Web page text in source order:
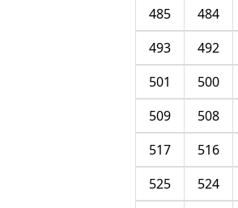
484
485
492
493
500
501
508
509
516
517
524
525